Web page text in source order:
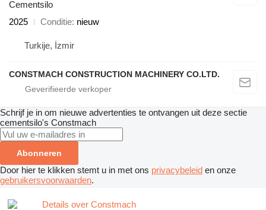
Cementsilo
2025
Conditie nieuw
Turkije, İzmir
CONSTMACH CONSTRUCTION MACHINERY CO.LTD.
Schrijf je in om nieuwe advertenties te ontvangen uit deze sectie
cementsilo's Constmach
Abonneren
Door hier te klikken stemt u in met ons privacybeleid en onze
gebruikersvoorwaarden.
Details over Constmach